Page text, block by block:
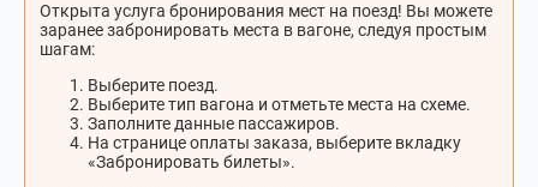
Открыта услуга бронирования мест на поезд! Вы можете
заранее забронировать места в вагоне, следуя простым
шагам:
Выберите поезд.
Выберите тип вагона и отметьте места на схеме.
Заполните данные пассажиров.
На странице оплаты заказа, выберите вкладку
«Забронировать билеты».